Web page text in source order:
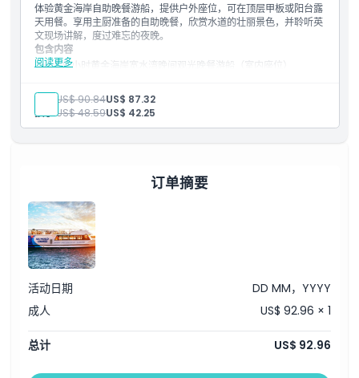
需要了解的事项
位置
取消政策
体验黄金海岸自助晚餐游船，提供户外座位，可在顶层甲板或阳台露
天用餐。享用主厨准备的自助晚餐，欣赏水道的壮丽景色，并聆听英
文现场讲解，度过难忘的夜晚。
阅读更多
包含内容
2.5 小时黄金海岸宽水湾晚间观光晚餐游船（室内座位）
主厨准备的自助晚餐，包括用优质本地食材制作的冷热菜肴，包
括：海洋帝王虾、迷迭香烤羊腿、烤鸡块、炭烧鱿鱼、枫糖浆烤
火腿、各式沙拉等
航行经过本地地标，包括 Marina Mirage、HOTA 艺术之家、
海洋世界及豪华滨水住宅
趣味且信息丰富的船上讲解
舒适带空调的下层甲板，设施齐全
成人: US$ 90.84US$ 87.32
孩子:US$ 48.59US$ 42.25
订单摘要
活动日期
DD MM，YYYY
成人
US$ 92.96 × 1
总计 US$ 92.96